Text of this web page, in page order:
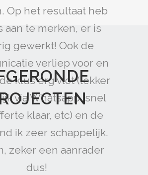
Op het resultaat heb
aan te merken, er is
gewerkt! Ook de
verliep voor en
klus erg vlot (lekker
via Whatsapp, snel
klaar, etc) en de
ik zeer schappelijk.
zeker een aanrader
dus!